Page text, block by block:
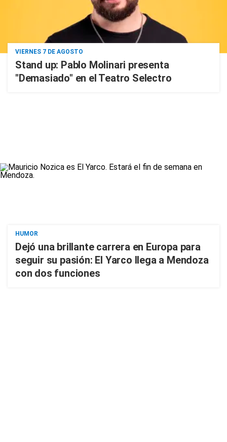
VIERNES 7 DE AGOSTO
Stand up: Pablo Molinari presenta
"Demasiado" en el Teatro Selectro
HUMOR
Dejó una brillante carrera en Europa para
seguir su pasión: El Yarco llega a Mendoza
con dos funciones